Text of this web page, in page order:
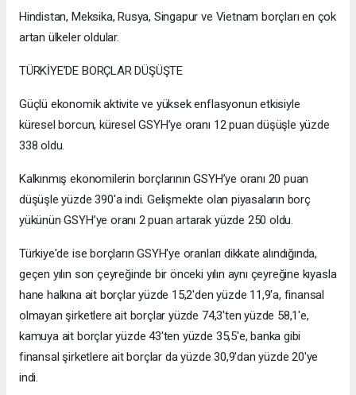
Hindistan, Meksika, Rusya, Singapur ve Vietnam borçları en çok
artan ülkeler oldular.
TÜRKİYE’DE BORÇLAR DÜŞÜŞTE
Güçlü ekonomik aktivite ve yüksek enflasyonun etkisiyle
küresel borcun, küresel GSYH’ye oranı 12 puan düşüşle yüzde
338 oldu.
Kalkınmış ekonomilerin borçlarının GSYH’ye oranı 20 puan
düşüşle yüzde 390'a indi. Gelişmekte olan piyasaların borç
yükünün GSYH’ye oranı 2 puan artarak yüzde 250 oldu.
Türkiye'de ise borçların GSYH'ye oranları dikkate alındığında,
geçen yılın son çeyreğinde bir önceki yılın aynı çeyreğine kıyasla
hane halkına ait borçlar yüzde 15,2'den yüzde 11,9'a, finansal
olmayan şirketlere ait borçlar yüzde 74,3'ten yüzde 58,1'e,
kamuya ait borçlar yüzde 43'ten yüzde 35,5'e, banka gibi
finansal şirketlere ait borçlar da yüzde 30,9'dan yüzde 20'ye
indi.